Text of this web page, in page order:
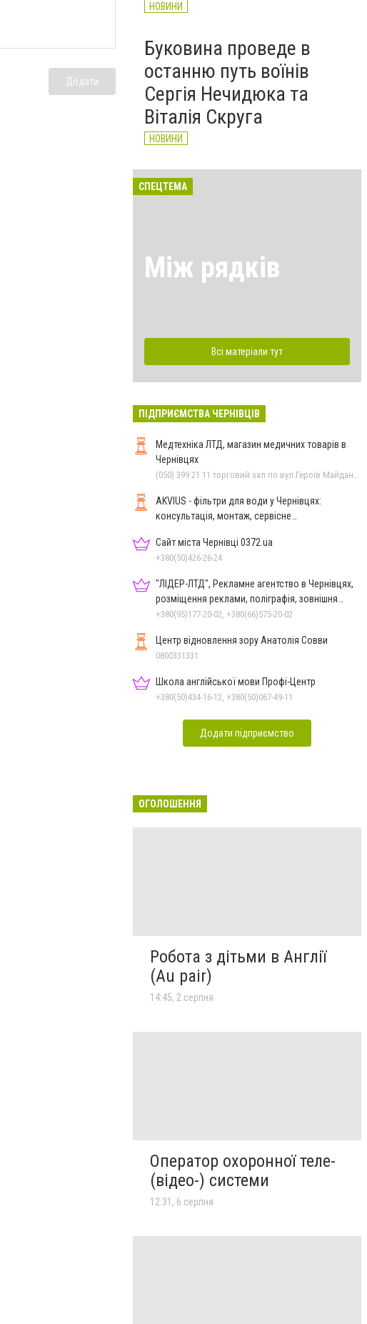
Додати
НОВИНИ
Буковина проведе в
останню путь воїнів
Сергія Нечидюка та
Віталія Скруга
НОВИНИ
СПЕЦТЕМА
Між рядків
Всі матеріали тут
ПІДПРИЄМСТВА ЧЕРНІВЦІВ
Медтехніка ЛТД, магазин медичних товарів в
Чернівцях
AKVIUS - фільтри для води у Чернівцях:
консультація, монтаж, сервісне
Сайт міста Чернівці 0372.ua
+380(50)426-26-24
"ЛІДЕР-ЛТД", Рекламне агентство в Чернівцях,
розміщення реклами, поліграфія, зовнішня
реклама
+380(95)177-20-02, +380(66)575-20-02
Центр відновлення зору Анатолія Совви
0800331331
Школа англійської мови Профі-Центр
+380(50)434-16-12, +380(50)067-49-11
Додати підприємство
ОГОЛОШЕННЯ
Робота з дітьми в Англії
(Au pair)
14:45, 2 серпня
Оператор охоронної теле-
(відео-) системи
12:31, 6 серпня